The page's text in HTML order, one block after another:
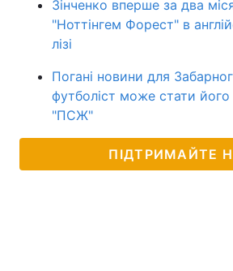
Зінченко вперше за два
"Ноттінгем Форест" в
лізі
Погані новини для
футболіст може стати
"ПСЖ"
ПІДТРИМАЙТЕ